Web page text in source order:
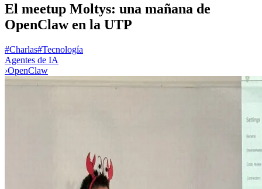
El meetup Moltys: una mañana de
OpenClaw en la UTP
#Charlas#Tecnología
Agentes de IA
›OpenClaw